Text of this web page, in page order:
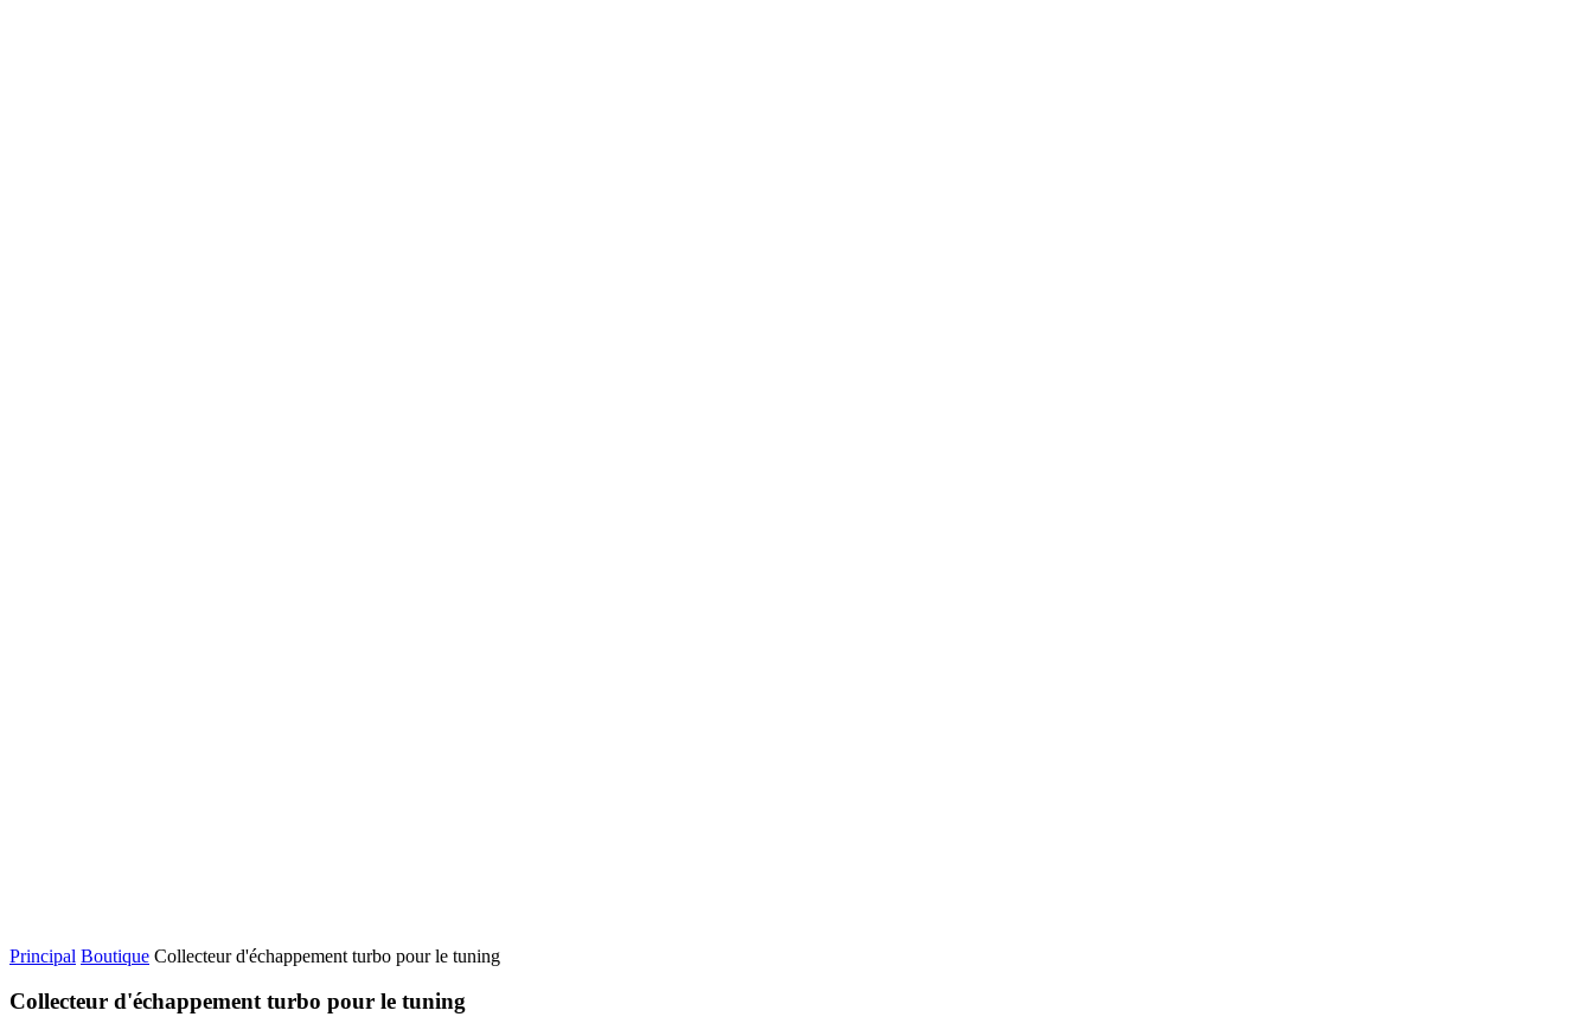
Principal Boutique Collecteur d'échappement turbo pour le tuning
Collecteur d'échappement turbo pour le tuning